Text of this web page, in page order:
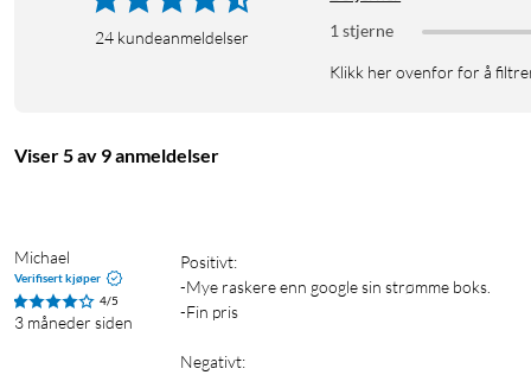
Google TV samler filmer og serier fra alle appene
deg. Om du skulle ønske å se på noe nytt, kan
gjennom mer enn 10 000 apper og hundrevis av
Hey Google
kjøkkenet når boksen står i stuen. Du kan også
med stemmekommandoer. Med Google Assistant
musikk og styre TV-en – bare med å bruke
så kan du styre både TV og smartproduktene dine
24 kundeanmeldelser
1 stjerne
Klikk her ovenfor for å
Viser 5 av 9 anmeldelser
Michael
Verifisert kjøper
4/5
3 måneder siden
Positivt:
-Mye raskere enn google sin strømme boks.
-Fin pris
Negativt: